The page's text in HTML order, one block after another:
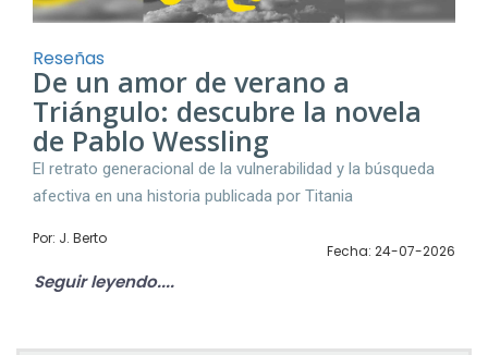
Reseñas
De un amor de verano a
Triángulo: descubre la novela
de Pablo Wessling
El retrato generacional de la vulnerabilidad y la búsqueda
afectiva en una historia publicada por Titania
Por: J. Berto
Fecha: 24-07-2026
Seguir leyendo....